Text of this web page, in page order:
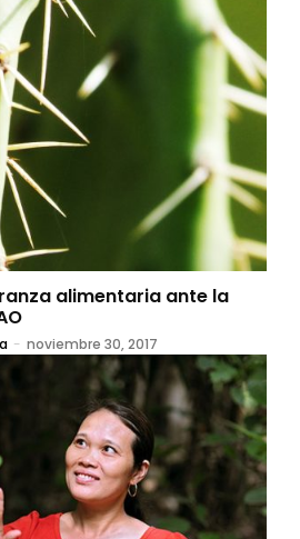
alimentaria ante la
- noviembre 30, 2017